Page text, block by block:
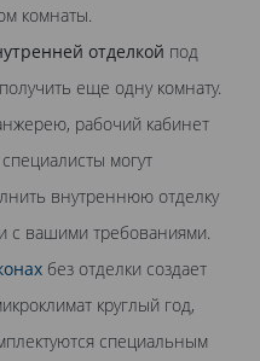
комнаты.
отделкой под
еще одну комнату.
рабочий кабинет
могут
внутреннюю отделку
с вашими требованиями.
без отделки создает
круглый год,
специальным